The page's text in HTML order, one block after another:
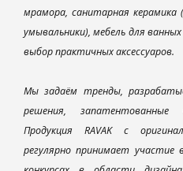
мрамора, санитарная керамика
умывальники), мебель для
выбор практичных аксессуаров.
Мы задаём тренды,
решения,
Продукция RAVAK с
регулярно принимает